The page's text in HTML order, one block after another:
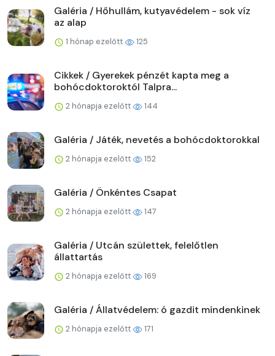
Galéria / Hőhullám, kutyavédelem - sok víz
az alap
1 hónap ezelőtt 125
Cikkek / Gyerekek pénzét kapta meg a
bohócdoktoroktól Talpra...
2 hónapja ezelőtt 144
Galéria / Játék, nevetés a bohócdoktorokkal
2 hónapja ezelőtt 152
Galéria / Önkéntes Csapat
2 hónapja ezelőtt 147
Galéria / Utcán születtek, felelőtlen
állattartás
2 hónapja ezelőtt 169
Galéria / Állatvédelem: ó gazdit mindenkinek
2 hónapja ezelőtt 171